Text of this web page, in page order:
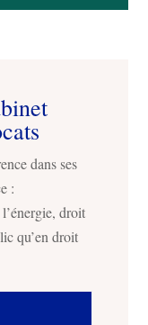
dans ses
:
droit
qu’en droit